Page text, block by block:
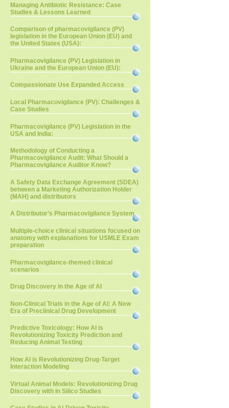
Managing Antibiotic Resistance: Case
Studies & Lessons Learned
Comparison of pharmacovigilance (PV)
legislation in the European Union (EU) and
the United States (USA):
Pharmacovigilance (PV) Legislation in
Ukraine and the European Union (EU):
Compassionate Use Expanded Access
Local Pharmacovigilance (PV): Challenges &
Case Studies
Pharmacovigilance (PV) Legislation in the
USA and India:
Methodology of Conducting a
Pharmacovigilance Audit: What Should a
Pharmacovigilance Auditor Know?
A Safety Data Exchange Agreement (SDEA)
between a Marketing Authorization Holder
(MAH) and distributors
A Distributor’s Pharmacovigilance System
Multiple-choice clinical situations focused on
anatomy with explanations for USMLE Exam
preparation
Pharmacovigilance-themed clinical
scenarios
Drug Discovery in the Age of AI
Non-Clinical Trials in the Age of AI: A New
Era of Preclinical Drug Development
Predictive Toxicology: How AI is
Revolutionizing Toxicity Prediction and
Reducing Animal Testing
How AI is Revolutionizing Drug-Target
Interaction Modeling
Virtual Animal Models: Revolutionizing Drug
Discovery with In Silico Studies